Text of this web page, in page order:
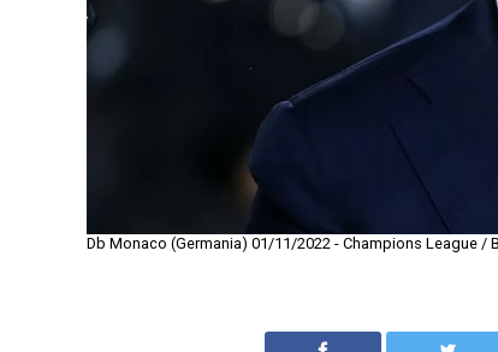
Db Monaco (Germania) 01/11/2022 - Champions League